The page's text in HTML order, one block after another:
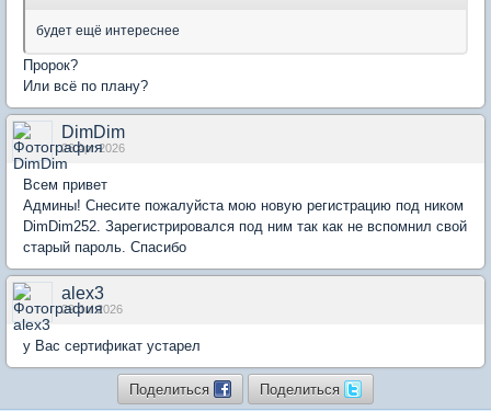
будет ещё интереснее
Пророк?
Или всё по плану?
DimDim
26 Apr 2026
Всем привет
Админы! Снесите пожалуйста мою новую регистрацию под ником
DimDim252. Зарегистрировался под ним так как не вспомнил свой
старый пароль. Спасибо
alex3
29 Jul 2026
у Вас сертификат устарел
Поделиться Поделиться